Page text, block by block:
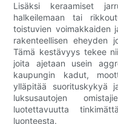
Lisäksi keraamiset
halkeilemaan tai
toistuvien voimakkaiden
rakenteellisen eheyden
Tämä kestävyys tekee
joita ajetaan usein
kaupungin kadut,
ylläpitää suorituskykyä
luksusautojen
luotettavuutta
luonteesta.